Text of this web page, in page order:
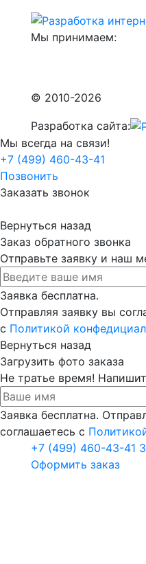
Мы принимаем:
© 2010-2026
Разработка сайта:
Мы всегда на связи!
+7 (499) 460-43-41
Позвонить
Заказать звонок
Вернуться назад
Заказ обратного звонка
Отправьте заявку и наш
Заявка бесплатна.
Отправляя заявку вы
с Политикой
Вернуться назад
Загрузить фото заказа
Не тратье время!
Заявка бесплатна.
соглашаетесь с
+7 (499) 460-43-41
Оформить заказ